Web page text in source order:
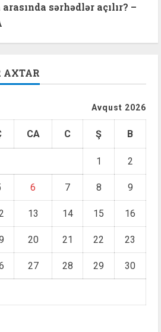
sərhədlər açılır? –
AXTAR
Avqust 2026
CA C Ş B
1 2
6 7 8 9
13 14 15 16
20 21 22 23
27 28 29 30